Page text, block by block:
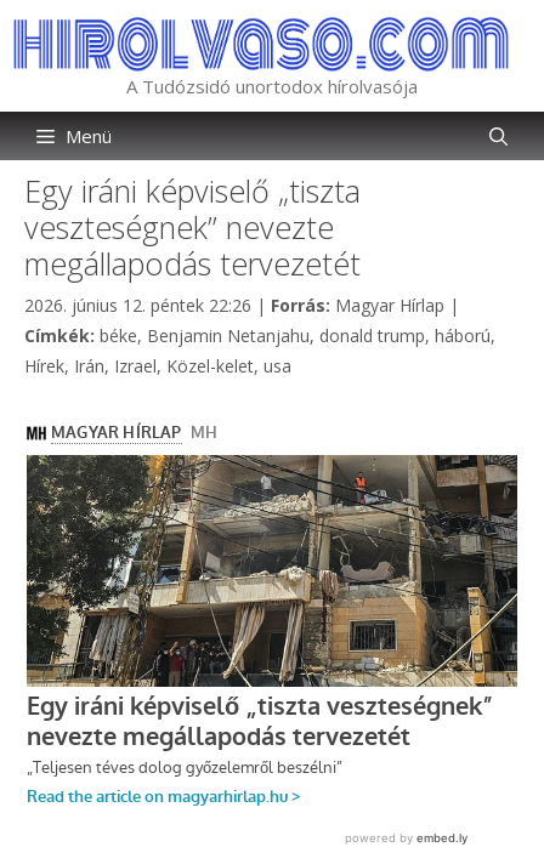
tartalomba
A Tudózsidó unortodox hírolvasója
Menü
Egy iráni képviselő „tiszta
veszteségnek” nevezte
megállapodás tervezetét
2026. június 12. péntek 22:26 | Forrás: Kategória
Magyar Hírlap |
Címkék: Címkék
béke, Benjamin Netanjahu, donald trump, háború,
Hírek, Irán, Izrael, Közel-kelet, usa